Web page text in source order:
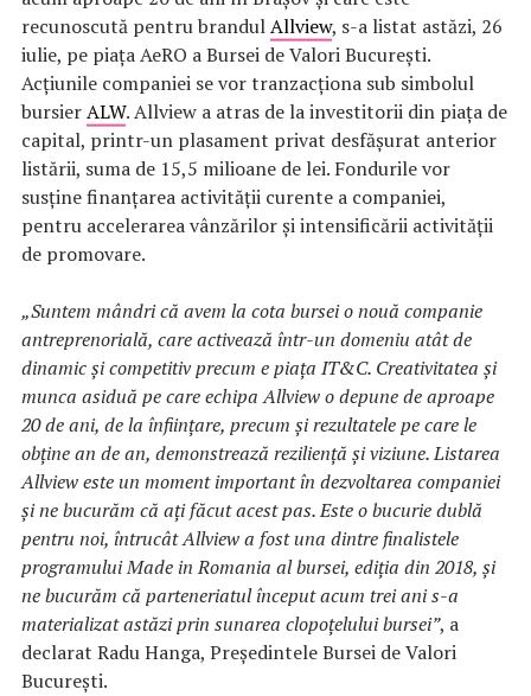
recunoscută pentru brandulAllview, s-a listat astăzi, 26
iulie, pe piața AeRO a Bursei de Valori București.
Acțiunile companiei se vor tranzacționa sub simbolul
bursierALW. Allview a atras de la investitorii din piața de
capital, printr-un plasament privat desfășurat anterior
listării, suma de 15,5 milioane de lei. Fondurile vor
susține finanțarea activității curente a companiei,
pentru accelerarea vânzărilor și intensificării activității
de promovare.
„Suntem mândri că avem la cota bursei o nouă companie
antreprenorială, care activează într-un domeniu atât de
dinamic și competitiv precum e piața IT&C. Creativitatea și
munca asiduă pe care echipa Allview o depune de aproape
20 de ani, de la înființare, precum și rezultatele pe care le
obține an de an, demonstrează reziliență și viziune. Listarea
Allview este un moment important în dezvoltarea companiei
și ne bucurăm că ați făcut acest pas. Este o bucurie dublă
pentru noi, întrucât Allview a fost una dintre finalistele
programului Made in Romania al bursei, ediția din 2018, și
ne bucurăm că parteneriatul început acum trei ani s-a
materializat astăzi prin sunarea clopoțelului bursei”, a
declarat Radu Hanga, Președintele Bursei de Valori
București.